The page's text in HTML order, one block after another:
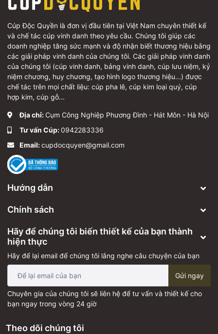
Cúp Độc Quyền là đơn vị đầu tiên tại Việt Nam chuyên thiết kế
và chế tác cúp vinh danh theo yêu cầu. Chúng tôi giúp các
doanh nghiệp tăng sức mạnh và độ nhận biết thương hiệu bằng
các giải pháp vinh danh của chúng tôi. Các giải pháp vinh danh
của chúng tôi (cúp vinh danh, bảng vinh danh, cúp lưu niệm, kỷ
niệm chương, huy chương, tạo hình logo thương hiệu...) được
chế tác trên mọi chất liệu: cúp pha lê, cúp kim loại quý, cúp
hợp kim, cúp gỗ...
Địa chỉ: Cụm Công Nghiệp Phương Đình - Hát Môn - Hà Nội
Tư vấn Cúp:0942283336
Email:cupdocquyen@gmail.com
Hướng dẫn
Chính sách
Hãy để chúng tôi biến thiết kế của bạn thành
hiện thực
Hãy để lại email để chúng tôi lắng nghe câu chuyện của bạn
Gửi ngay
Chuyên gia của chúng tôi sẽ liên hệ để tư vấn và thiết kế cho
bạn ngay trong vòng 24 giờ
Theo dõi chúng tôi